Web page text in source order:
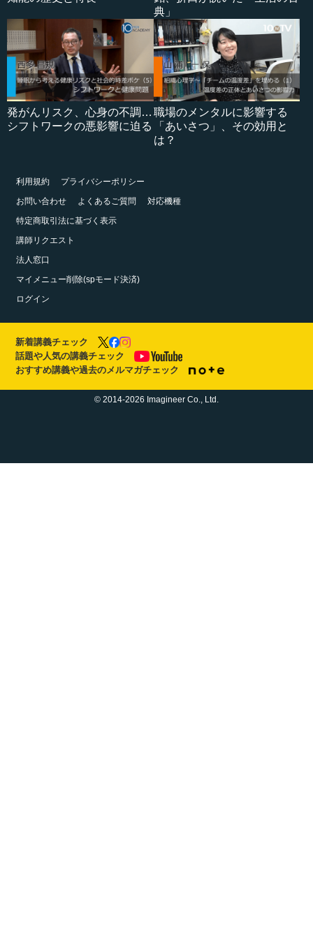
典」
発がんリスク、心身の不調…
シフトワークの悪影響に迫る
職場のメンタルに影響する
「あいさつ」、その効用と
は？
利用規約
プライバシーポリシー
お問い合わせ
よくあるご質問
対応機種
特定商取引法に基づく表示
講師リクエスト
法人窓口
マイメニュー削除(spモード決済)
ログイン
新着講義チェック
話題や人気の講義チェック
おすすめ講義や過去のメルマガチェック
© 2014-2026 Imagineer Co., Ltd.